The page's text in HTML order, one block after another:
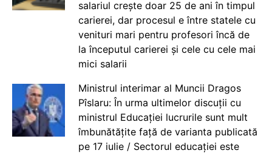
salariul crește doar 25 de ani în timpul
carierei, dar procesul e între statele cu
venituri mari pentru profesori încă de
la începutul carierei și cele cu cele mai
mici salarii
Ministrul interimar al Muncii Dragos
Pîslaru: În urma ultimelor discuții cu
ministrul Educației lucrurile sunt mult
îmbunătățite față de varianta publicată
pe 17 iulie / Sectorul educației este